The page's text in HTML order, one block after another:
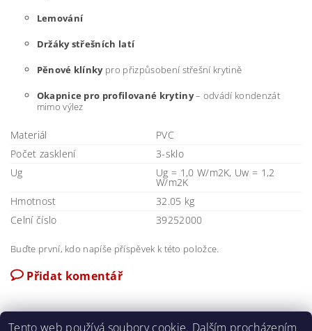
Lemování
Držáky střešních latí
Pěnové klínkypro přizpůsobení střešní krytině
Okapnice pro profilované krytiny– odvádí kondenzát
mimo výlez
Materiál
PVC
Počet zasklení
3-sklo
Ug
Ug = 1,0 W/m2K, Uw = 1,2
W/m2K
Hmotnost
32.05 kg
Celní číslo
39252000
Buďte první, kdo napíše příspěvek k této položce.
Přidat komentář
Tento web používá soubory cookie. Dalším procházením